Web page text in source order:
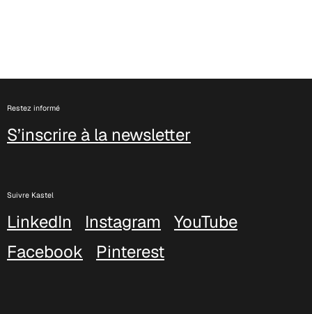
D 43P
D 44P
D 45P
Restez informé
S’inscrire à la newsletter
Suivre Kastel
LinkedIn Instagram
YouTube
Facebook
Pinterest